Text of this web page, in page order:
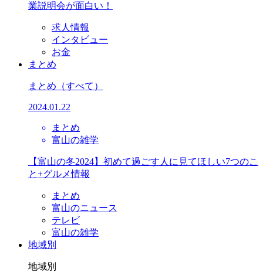
業説明会が面白い！
求人情報
インタビュー
お金
まとめ
まとめ （すべて）
2024.01.22
まとめ
富山の雑学
【富山の冬2024】初めて過ごす人に見てほしい7つのこ
と+グルメ情報
まとめ
富山のニュース
テレビ
富山の雑学
地域別
地域別